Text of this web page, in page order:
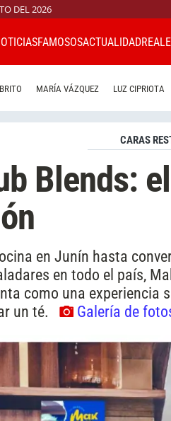
DEL 2026
FAMOSOSACTUALIDAD
MARÍA VÁZQUEZ LUZ CIPRIOTA
CARAS
Blends:
en Junín hasta
en todo el país,
como una experiencia
un té.
Galería de